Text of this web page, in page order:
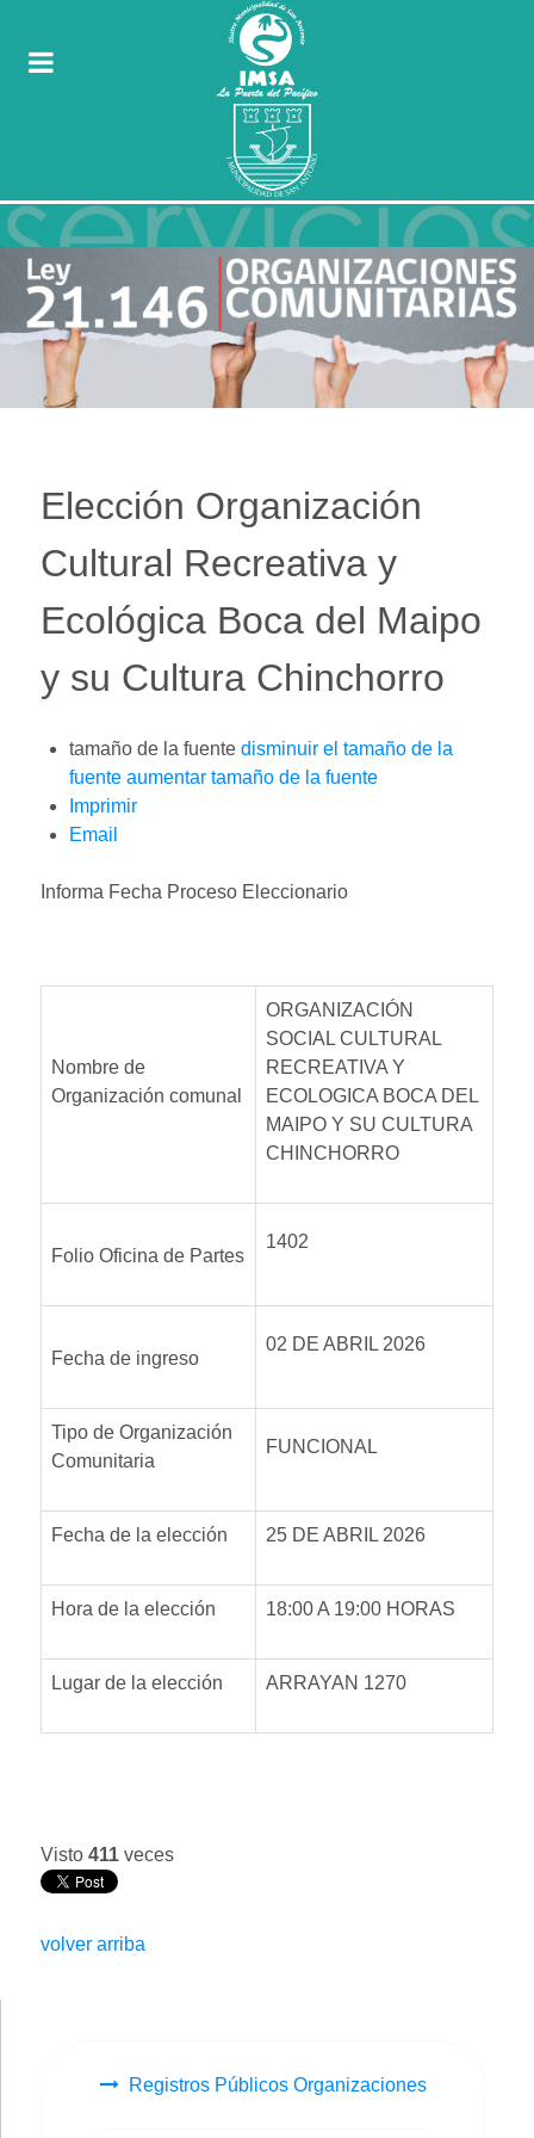
Elección Organización
Cultural Recreativa y
Ecológica Boca del Maipo
y su Cultura Chinchorro
tamaño de la fuente disminuir el tamaño de la
fuente aumentar tamaño de la fuente
Imprimir
Email
Informa Fecha Proceso Eleccionario
Nombre de
Organización comunal
ORGANIZACIÓN
SOCIAL CULTURAL
RECREATIVA Y
ECOLOGICA BOCA DEL
MAIPO Y SU CULTURA
CHINCHORRO
Folio Oficina de Partes
1402
Fecha de ingreso
02 DE ABRIL 2026
Tipo de Organización
Comunitaria
FUNCIONAL
Fecha de la elección 25 DE ABRIL 2026
Hora de la elección 18:00 A 19:00 HORAS
Lugar de la elección ARRAYAN 1270
Visto 411 veces
volver arriba
Registros Públicos Organizaciones